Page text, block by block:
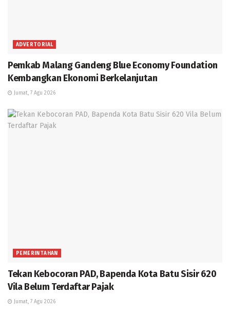
ADVERTORIAL
Pemkab Malang Gandeng Blue Economy Foundation
Kembangkan Ekonomi Berkelanjutan
Jumat, 7 Agu 2026
PEMERINTAHAN
Tekan Kebocoran PAD, Bapenda Kota Batu Sisir 620
Vila Belum Terdaftar Pajak
Jumat, 7 Agu 2026